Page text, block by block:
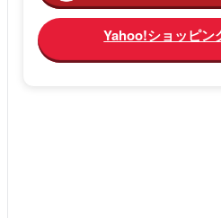
Yahoo!ショッピン